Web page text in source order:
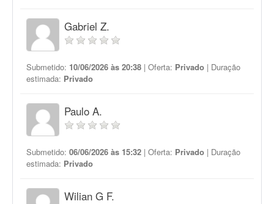
Gabriel Z.
Submetido: 10/06/2026 às 20:38 | Oferta: Privado | Duração
estimada: Privado
Paulo A.
Submetido: 06/06/2026 às 15:32 | Oferta: Privado | Duração
estimada: Privado
Wilian G F.